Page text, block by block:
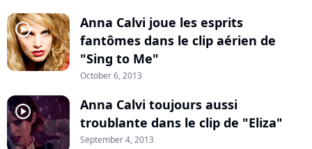
player2
Anna Calvi joue les esprits
fantômes dans le clip aérien de
"Sing to Me"
October 6, 2013
player2
Anna Calvi toujours aussi
troublante dans le clip de "Eliza"
September 4, 2013